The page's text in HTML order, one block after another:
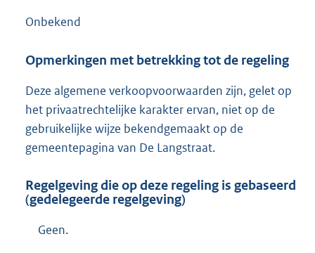
Onbekend
Opmerkingen met betrekking tot de regeling
Deze algemene verkoopvoorwaarden zijn, gelet op
het privaatrechtelijke karakter ervan, niet op de
gebruikelijke wijze bekendgemaakt op de
gemeentepagina van De Langstraat.
Regelgeving die op deze regeling is gebaseerd
(gedelegeerde regelgeving)
Geen.